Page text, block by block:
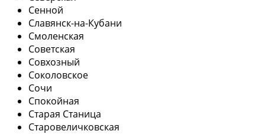
Сенной
Славянск-на-Кубани
Смоленская
Советская
Совхозный
Соколовское
Сочи
Спокойная
Старая Станица
Старовеличковская